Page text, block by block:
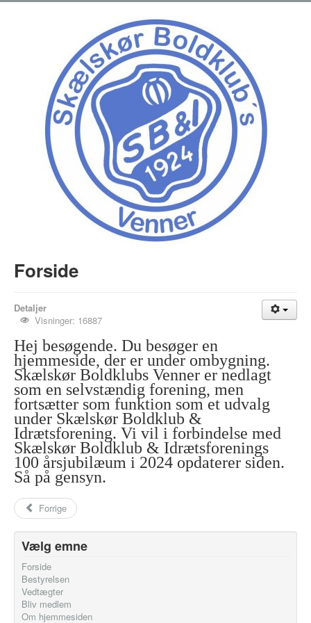
Forside
Detaljer
Visninger: 16887
Hej besøgende. Du besøger en
hjemmeside, der er under ombygning.
Skælskør Boldklubs Venner er nedlagt
som en selvstændig forening, men
fortsætter som funktion som et udvalg
under Skælskør Boldklub &
Idrætsforening. Vi vil i forbindelse med
Skælskør Boldklub & Idrætsforenings
100 årsjubilæum i 2024 opdaterer siden.
Så på gensyn.
Forrige
Vælg emne
Forside
Bestyrelsen
Vedtægter
Bliv medlem
Om hjemmesiden